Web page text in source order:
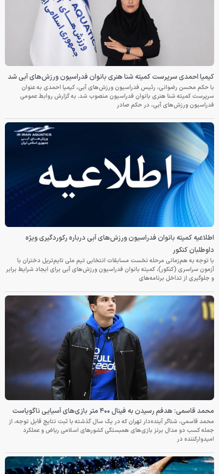
کیمیا احمدی سرپرست کمیته شنا هنری بانوان فدراسیون ورزش‌های آبی شد
با حکم محسن رضوانی، رئیس فدراسیون ورزش‌های آبی، کیمیا احمدی به عنوان
سرپرست کمیته شنا هنری بانوان فدراسیون منصوب شد. به گزارش روابط عمومی
فدراسیون ورزش‌های آبی، در حکم صادر
اطلاعیه کمیته بانوان فدراسیون ورزش‌های آبی درباره رکوردگیری ویژه
داوطلبان کنکور
با توجه به هم‌زمانی مرحله نخست مسابقات انتخابی تیم ملی تایم‌تریل دختران با
آزمون سراسری (کنکور)، کمیته بانوان فدراسیون ورزش‌های آبی برای ایجاد شرایط برابر
و جلوگیری از تداخل برنامه‌های
محمد قاسمی: هدفم رسیدن به فینال ۴۰۰ متر بازی‌های آسیایی ناگویاست
محمد قاسمی، شناگر آینده‌دار تهران که در یک سال گذشته با ثبت نتایج قابل توجه، از
جمله کسب دو مدال برنز بازی‌های همبستگی کشورهای اسلامی ریاض و عملکرد
امیدوارکننده در